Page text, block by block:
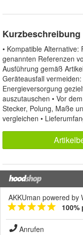
Kurzbeschreibung
• Kompatible
genannten Referenzen
Ausführung gemäß
Geräteausfall
Energieversorgung
auszutauschen • Vor
Stecker, Polung, Maße
vergleichen •
AKKUman powered by
Anrufen